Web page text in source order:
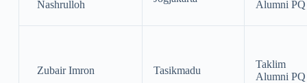
Nashrulloh
Alumni PQ
Zubair Imron Tasikmadu
Taklim
Alumni PQ